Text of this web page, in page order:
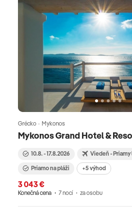
Mykonos Grand Hotel &
Grécko · Mykonos
10.8. - 17.8.2026 Viedeň - Priamy
Priamo na pláži
+5 výhod
3 043 €
Konečná cena 7 nocí za osobu